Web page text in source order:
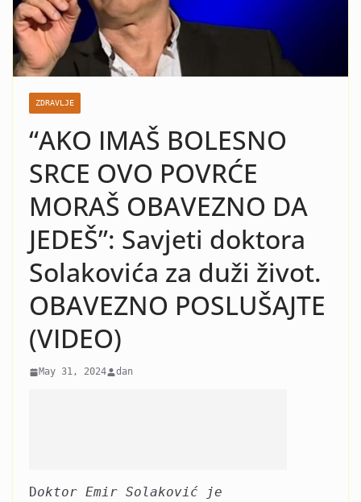
nasilje i krah: Evo koja žena
je razlog kraha braka Čede
Jovanovića! Kad vidite o kome
se radi neće vam bit dobro!
ZDRAVLJE
“AKO IMAŠ BOLESNO
SRCE OVO POVRĆE
MORAŠ OBAVEZNO DA
JEDEŠ”: Savjeti doktora
Solakovića za duži život.
OBAVEZNO POSLUŠAJTE
(VIDEO)
May 31, 2024 dan
Doktor Emir Solaković je